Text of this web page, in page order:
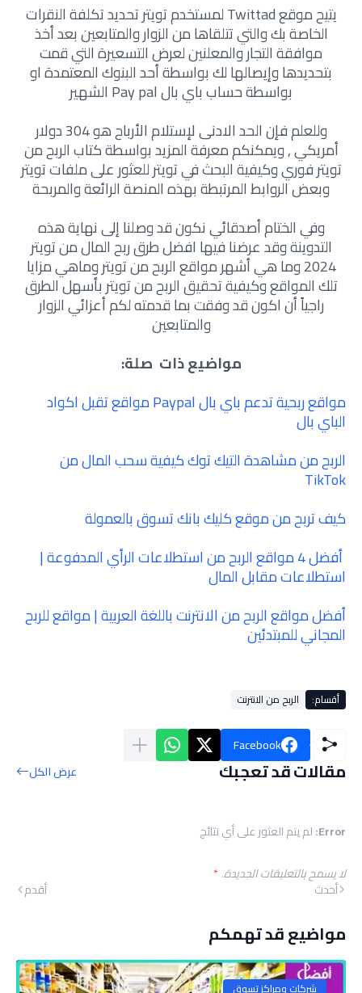
يتيح موقع Twittad لمستخدم تويتر تحديد تكلفة النقرات
الخاصة بك والتي تتلقاها من الزوار والمتابعين بعد أخذ
موافقة التجار والمعلنين لعرض التسعيرة التي قمت
بتحديدها وإيصالها لك بواسطة أحد البنوك المعتمدة او
بواسطة حساب باي بال Pay pal الشهير
وللعلم فإن الحد الادنى لإستلام الأرباح هو 304 دولار
أمريكي , ويمكنكم معرفة المزيد بواسطة كتاب الربح من
تويتر فوري وكيفية البحث في تويتر للعثور على ملفات تويتر
وبعض الروابط المرتبطة بهذه المنصة الرائعة والمربحة
وفي الختام أصدقائي نكون قد وصلنا إلى نهاية هذه
التدوينة وقد عرضنا فيها افضل طرق ربح المال من تويتر
2024 وما هي أشهر مواقع الربح من تويتر وماهي مزايا
تلك المواقع وكيفية تحقيق الربح من تويتر بأسهل الطرق
راجياً أن اكون قد وفقت بما قدمته لكم أعزائي الزوار
والمتابعين
مواضيع ذات صلة:
مواقع ربحية تدعم باي بال Paypal مواقع تقبل اكواد
الباي بال
الربح من مشاهدة التيك توك كيفية سحب المال من
TikTok
كيف تربح من موقع كليك بانك تسوق بالعمولة
أفضل 4 مواقع الربح من استطلاعات الرأي المدفوعة |
استطلاعات مقابل المال
أفضل مواقع الربح من الانترنت باللغة العربية | مواقع للربح
المجاني للمبتدئين
أقسام: الربح من الانترنت
Facebook
مقالات قد تعجبك عرض الكل
Error: لم يتم العثور على أي نتائج
لا يسمح بالتعليقات الجديدة.*
أحدث أقدم
مواضيع قد تهمكم
شركات ومراكز تسوق